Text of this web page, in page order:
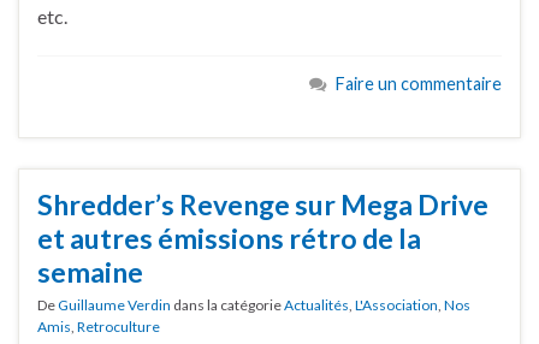
etc.
Faire un commentaire
Shredder’s Revenge sur Mega Drive
et autres émissions rétro de la
semaine
DeGuillaume Verdin dans la catégorieActualités, L'Association, Nos
Amis, Retroculture